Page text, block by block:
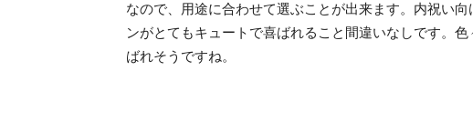
なので、用途に合わせて選ぶことが出来ます。内祝い
ンがとてもキュートで喜ばれること間違いなしです。
ばれそうですね。